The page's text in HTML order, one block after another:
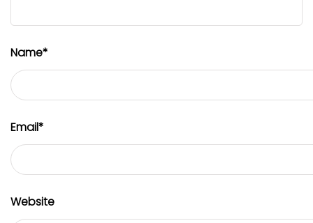
Name*
Email*
Website